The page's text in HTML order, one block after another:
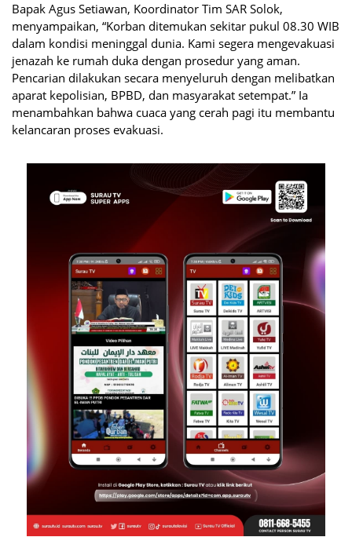
Bapak Agus Setiawan, Koordinator Tim SAR Solok,
menyampaikan, “Korban ditemukan sekitar pukul 08.30 WIB
dalam kondisi meninggal dunia. Kami segera mengevakuasi
jenazah ke rumah duka dengan prosedur yang aman.
Pencarian dilakukan secara menyeluruh dengan melibatkan
aparat kepolisian, BPBD, dan masyarakat setempat.” Ia
menambahkan bahwa cuaca yang cerah pagi itu membantu
kelancaran proses evakuasi.